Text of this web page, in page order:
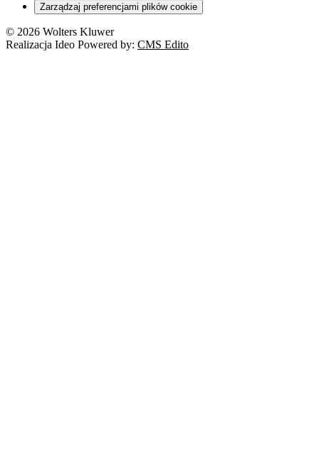
Zarządzaj preferencjami plików cookie
© 2026 Wolters Kluwer
Realizacja Ideo Powered by: CMS Edito